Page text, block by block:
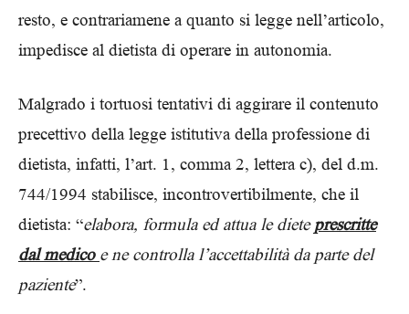
resto, e contrariamene a quanto si legge nell’articolo,
impedisce al dietista di operare in autonomia.
Malgrado i tortuosi tentativi di aggirare il contenuto
precettivo della legge istitutiva della professione di
dietista, infatti, l’art. 1, comma 2, lettera c), del d.m.
744/1994 stabilisce, incontrovertibilmente, che il
dietista: “elabora, formula ed attua le dieteprescritte
dal medico e ne controlla l’accettabilità da parte del
paziente”.